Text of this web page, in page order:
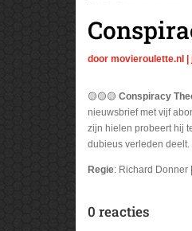
door movieroulette.nl
🟡🟡🟡 Conspiracy
nieuwsbrief met vijf
zijn hielen probeert hij
dubieus verleden
Regie: Richard Donner |
0 reacties